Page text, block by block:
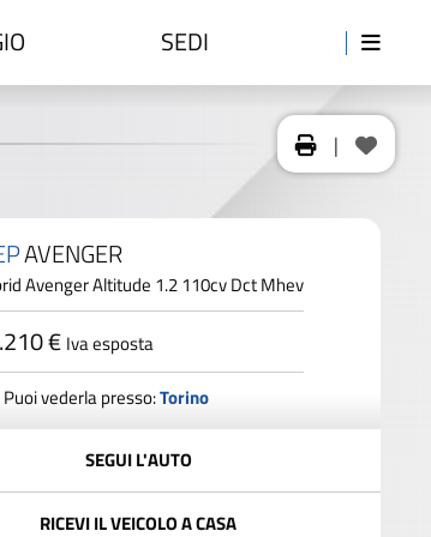
SEDI
|
AVENGER
Avenger Altitude 1.2 110cv Dct Mhev
€ Iva esposta
Puoi vederla presso:Torino
SEGUI L'AUTO
RICEVI IL VEICOLO A CASA